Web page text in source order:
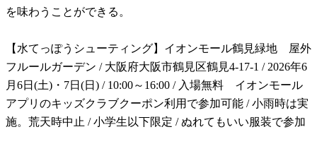
を味わうことができる。
【水てっぽうシューティング】イオンモール鶴見緑地 屋外
フルールガーデン / 大阪府大阪市鶴見区鶴見4-17-1 / 2026年6
月6日(土)・7日(日) / 10:00～16:00 / 入場無料 イオンモール
アプリのキッズクラブクーポン利用で参加可能 / 小雨時は実
施。荒天時中止 / 小学生以下限定 / ぬれてもいい服装で参加